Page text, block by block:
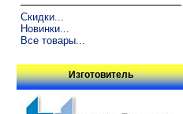
Скидки...
Новинки...
Все товары...
Изготовитель